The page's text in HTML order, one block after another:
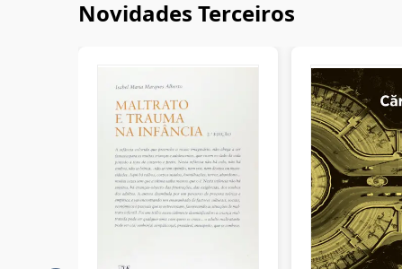
Novidades Terceiros